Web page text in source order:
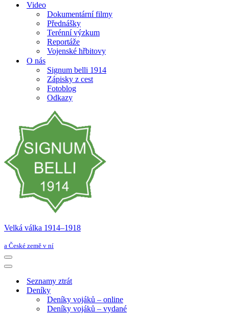
Video
Dokumentární filmy
Přednášky
Terénní výzkum
Reportáže
Vojenské hřbitovy
O nás
Signum belli 1914
Zápisky z cest
Fotoblog
Odkazy
Velká válka 1914–⁠⁠⁠⁠⁠⁠1918
a České země v ní
Navigační
menu
Navigační
Seznamy ztrát
Deníky
Deníky vojáků – online
Deníky vojáků – vydané